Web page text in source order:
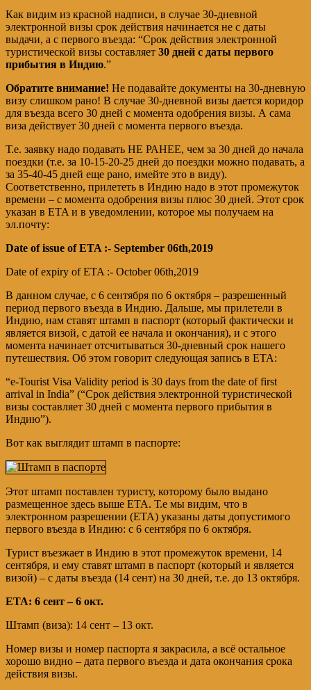
Как видим из красной надписи, в случае 30-дневной
электронной визы срок действия начинается не с даты
выдачи, а с первого въезда: “Срок действия электронной
туристической визы составляет 30 дней с даты первого
прибытия в Индию.”
Обратите внимание! Не подавайте документы на 30-дневную
визу слишком рано! В случае 30-дневной визы дается коридор
для въезда всего 30 дней с момента одобрения визы. А сама
виза действует 30 дней с момента первого въезда.
Т.е. заявку надо подавать НЕ РАНЕЕ, чем за 30 дней до начала
поездки (т.е. за 10-15-20-25 дней до поездки можно подавать, а
за 35-40-45 дней еще рано, имейте это в виду).
Соответственно, прилететь в Индию надо в этот промежуток
времени – с момента одобрения визы плюс 30 дней. Этот срок
указан в ETA и в уведомлении, которое мы получаем на
эл.почту:
Date of issue of ETA :- September 06th,2019
Date of expiry of ETA :- October 06th,2019
В данном случае, с 6 сентября по 6 октября – разрешенный
период первого въезда в Индию. Дальше, мы прилетели в
Индию, нам ставят штамп в паспорт (который фактически и
является визой, с датой ее начала и окончания), и с этого
момента начинает отсчитываться 30-дневный срок нашего
путешествия. Об этом говорит следующая запись в ETA:
“e-Tourist Visa Validity period is 30 days from the date of first
arrival in India” (“Срок действия электронной туристической
визы составляет 30 дней с момента первого прибытия в
Индию”).
Вот как выглядит штамп в паспорте:
Этот штамп поставлен туристу, которому было выдано
размещенное здесь выше ЕТА. Т.е мы видим, что в
электронном разрешении (ЕТА) указаны даты допустимого
первого въезда в Индию: с 6 сентября по 6 октября.
Турист въезжает в Индию в этот промежуток времени, 14
сентября, и ему ставят штамп в паспорт (который и является
визой) – с даты въезда (14 сент) на 30 дней, т.е. до 13 октября.
ЕТА: 6 сент – 6 окт.
Штамп (виза): 14 сент – 13 окт.
Номер визы и номер паспорта я закрасила, а всё остальное
хорошо видно – дата первого въезда и дата окончания срока
действия визы.